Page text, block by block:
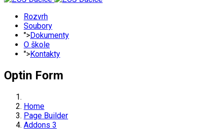
Rozvrh
Soubory
">Dokumenty
O škole
">Kontakty
Optin Form
Home
Page Builder
Addons 3